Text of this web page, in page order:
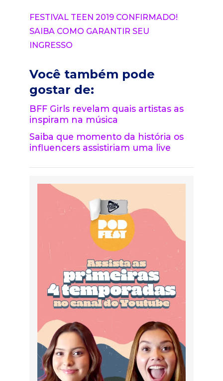
FESTIVAL TEEN 2019 CONFIRMADO!
SAIBA COMO GARANTIR SEU
INGRESSO
Você também pode
gostar de:
BFF Girls revelam quais artistas as
inspiram na música
Saiba que momento da história os
influencers assistiriam uma live